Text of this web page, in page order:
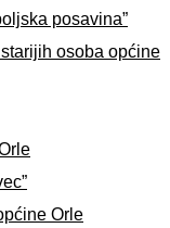
posavina”
osoba općine
Orle